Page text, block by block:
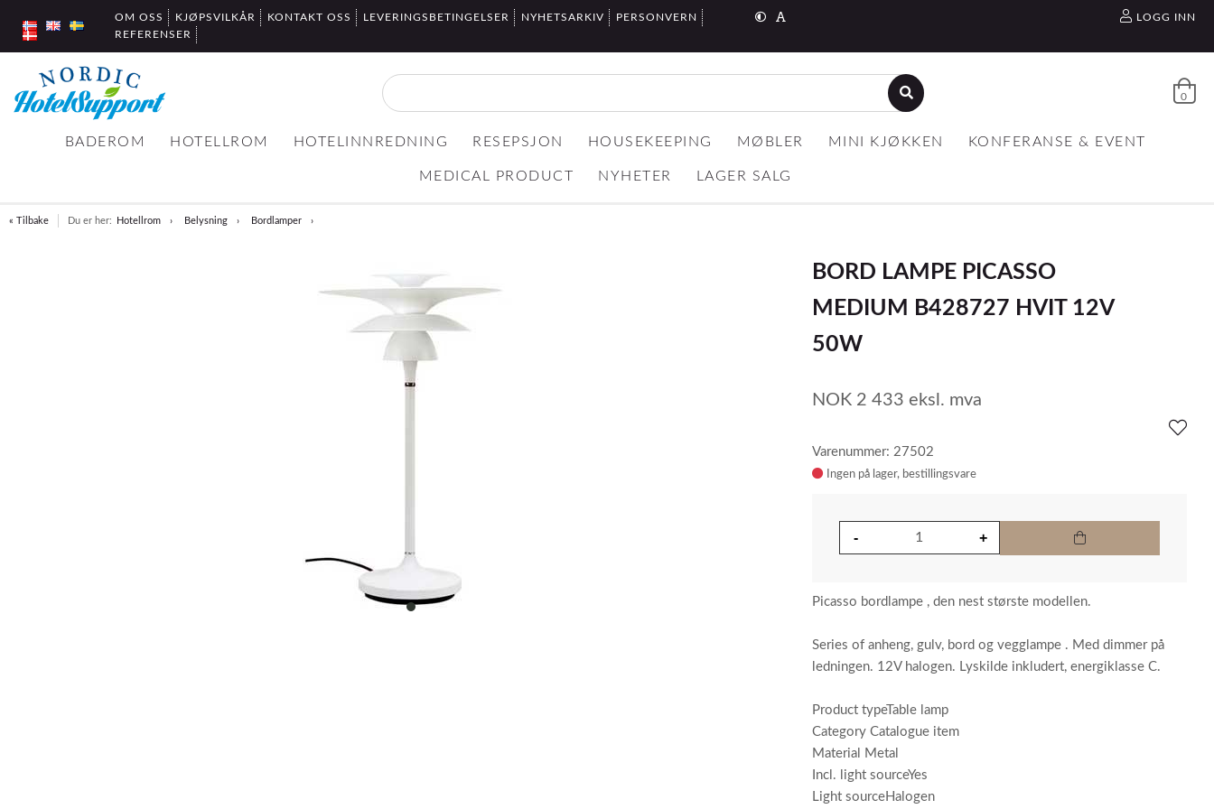
OM OSS KJØPSVILKÅR KONTAKT OSS LEVERINGSBETINGELSER NYHETSARKIV
PERSONVERN
REFERENSER
LOGG INN
0
BADEROM HOTELLROM HOTELINNREDNING RESEPSJON HOUSEKEEPING MØBLER MINI KJØKKEN KONFERANSE & EVENT
MEDICAL PRODUCT NYHETER LAGER SALG
« Tilbake Du er her: Hotellrom Belysning Bordlamper
item
BORD LAMPE PICASSO
MEDIUM B428727 HVIT 12V
50W
NOK 2 433 eksl. mva
Varenummer: 27502
Ingen på lager
Picasso bordlampe , den nest største modellen.
Series of anheng, gulv, bord og vegglampe . Med dimmer på
ledningen. 12V halogen. Lyskilde inkludert, energiklasse C.
Product typeTable lamp
Category Catalogue item
Material Metal
Incl. light sourceYes
Light sourceHalogen